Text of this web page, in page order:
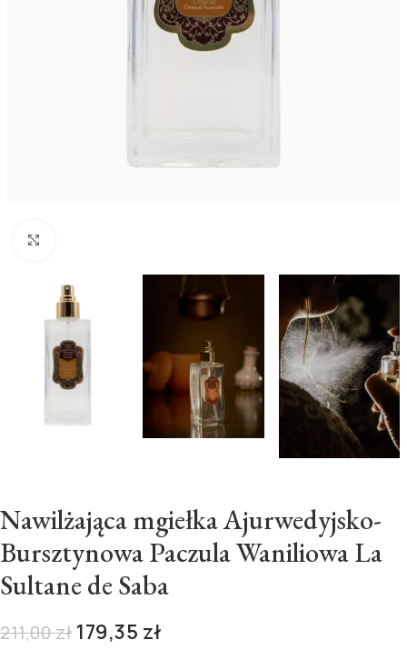
Nawilżająca mgiełka Ajurwedyjsko-
Bursztynowa Paczula Waniliowa La
Sultane de Saba
211,00zł 179,35 zł